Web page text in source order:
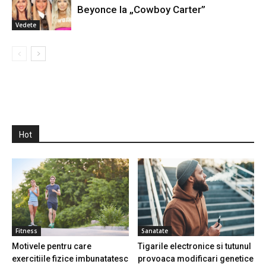
Vedete
Beyonce la „Cowboy Carter”
Hot
Fitness
Motivele pentru care
exercitiile fizice imbunatatesc
Sanatate
Tigarile electronice si tutunul
provoaca modificari genetice